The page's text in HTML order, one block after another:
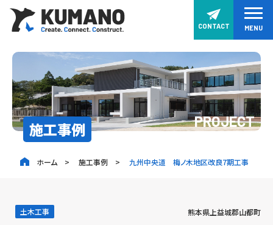
CONTACT MENU
施工事例 PROJECT
ホーム 施工事例 九州中央道 梅ノ木地区改良7期工事
土木工事 熊本県上益城郡山都町